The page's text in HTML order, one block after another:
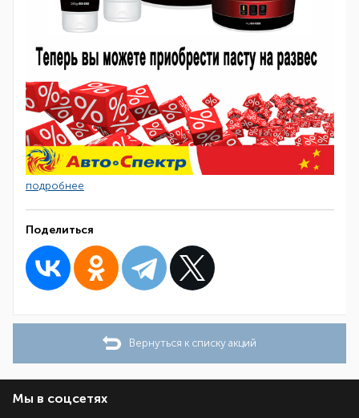
подробнее
Поделиться
Вернуться к списку акций
Мы в соцсетях